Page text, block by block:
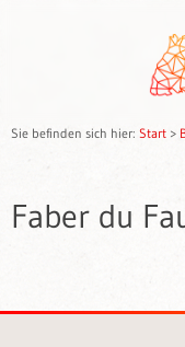
Sie befinden sich hier: Start >
Faber du